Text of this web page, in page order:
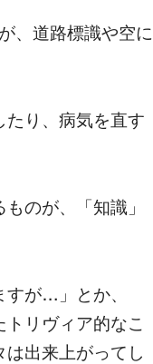
、道路標識や空に
たり、病気を直す
のが、「知識」
すが…」とか、
リヴィア的なこ
出来上がってし